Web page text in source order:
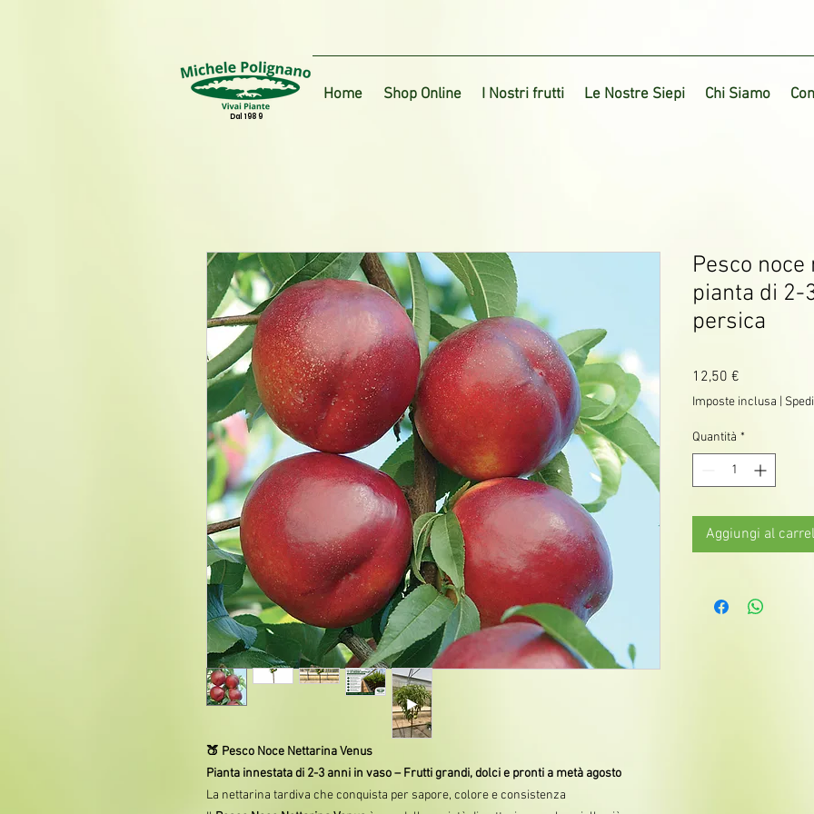
Dal 1989
Home Shop Online I Nostri frutti Le Nostre Siepi Chi Siamo
🍑 Pesco Noce Nettarina Venus
Pianta innestata di 2-3 anni in vaso – Frutti grandi, dolci e pronti a metà agosto
La nettarina tardiva che conquista per sapore, colore e consistenza
Pesco
pianta di 2-
persica
12,50 €
Imposte inclusa |
Quantità *
Aggiungi al